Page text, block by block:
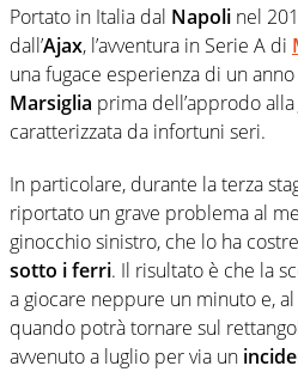
Portato in Italia dal Napoli nel
dall’Ajax, l’avventura in Serie A di
una fugace esperienza di un anno
Marsiglia prima dell’approdo alla
caratterizzata da infortuni seri.
In particolare, durante la terza
riportato un grave problema al
ginocchio sinistro, che lo ha
sotto i ferri. Il risultato è che la
a giocare neppure un minuto e,
quando potrà tornare sul
avvenuto a luglio per via un